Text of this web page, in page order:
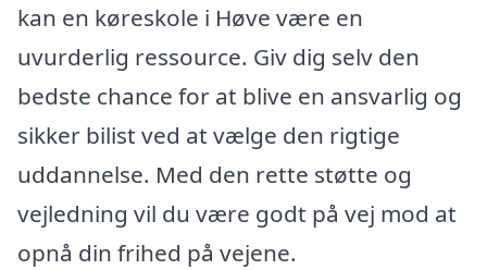
kan en køreskole i Høve være en
uvurderlig ressource. Giv dig selv den
bedste chance for at blive en ansvarlig og
sikker bilist ved at vælge den rigtige
uddannelse. Med den rette støtte og
vejledning vil du være godt på vej mod at
opnå din frihed på vejene.